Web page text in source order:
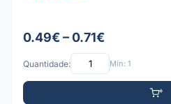
0.49€ – 0.71€
Quantidade: Mín: 1